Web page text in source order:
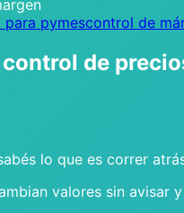
para pymescontrol de
de
lo que es correr
valores sin avisar